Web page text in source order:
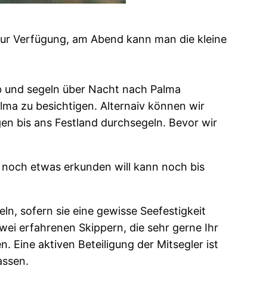
Verfügung, am Abend kann man die kleine
segeln über Nacht nach Palma
zu besichtigen. Alternaiv können wir
bis ans Festland durchsegeln. Bevor wir
etwas erkunden will kann noch bis
sofern sie eine gewisse Seefestigkeit
erfahrenen Skippern, die sehr gerne Ihr
Eine aktiven Beteiligung der Mitsegler ist